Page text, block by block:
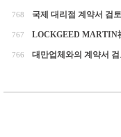
768 국제 대리점 계약서 검토
767 LOCKGEED MARTIN
766 대만업체와의 계약서